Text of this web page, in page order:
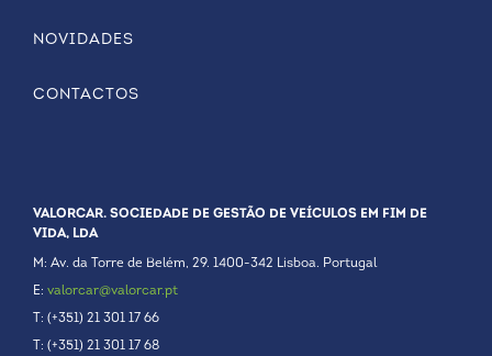
NOVIDADES
CONTACTOS
VALORCAR. SOCIEDADE DE GESTÃO DE VEÍCULOS EM FIM DE
VIDA, LDA
M: Av. da Torre de Belém, 29. 1400-342 Lisboa. Portugal
E: valorcar@valorcar.pt
T: (+351) 21 301 17 66
T: (+351) 21 301 17 68